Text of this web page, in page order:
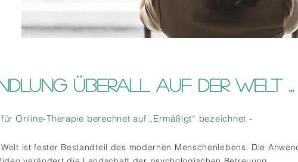
ÜBERALL AUF DER WELT ...
Online-Therapie berechnet auf „Ermäßigt“ bezeichnet -
ist fester Bestandteil des modernen Menschenlebens. Die